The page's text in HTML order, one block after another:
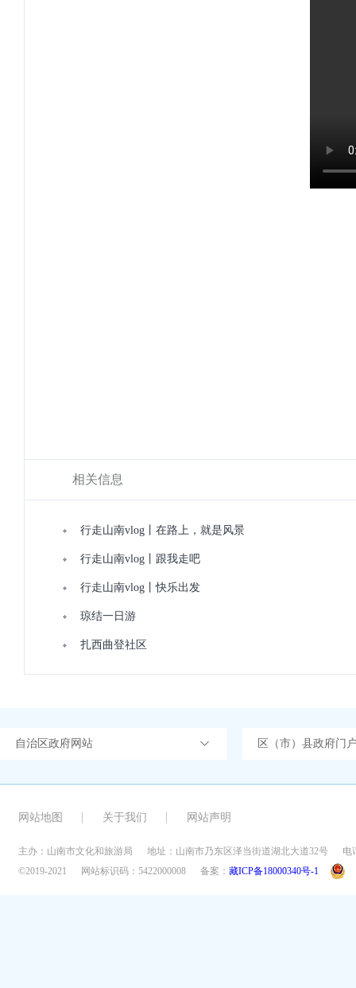
相关信息
行走山南vlog丨在路上，就是风景
行走山南vlog丨跟我走吧
行走山南vlog丨快乐出发
琼结一日游
扎西曲登社区
自治区政府网站 区（市）县政府门
网站地图 关于我们 网站声明
主办：山南市文化和旅游局 地址：山南市乃东区泽当街道湖北大道32号
电
©2019-2021
网站标识码：5422000008 备案： 藏ICP备18000340号-1